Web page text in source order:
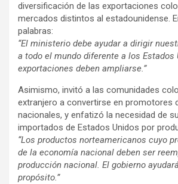
diversificación de las exportaciones
mercados distintos al estadounidense.
palabras:
“El ministerio debe ayudar a dirigir
a todo el mundo diferente a los Estados
exportaciones deben ampliarse.”
Asimismo, invitó a las comunidades
extranjero a convertirse en promotores
nacionales, y enfatizó la necesidad de
importados de Estados Unidos por
“Los productos norteamericanos cuyo
de la economía nacional deben ser
producción nacional. El gobierno
propósito.”